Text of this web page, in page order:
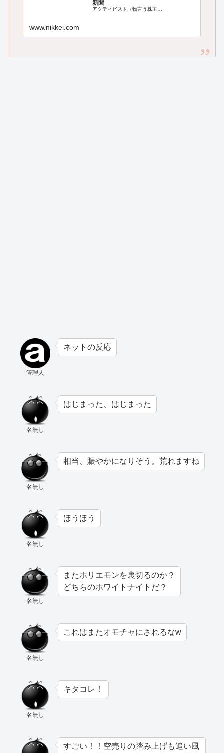
新聞
アクティビスト（物言う株主…
www.nikkei.com
管理人
ネットの反応
名無し
はじまった、はじまった
名無し
相当、賑やかになりそう。荒れますね
名無し
ほうほう
名無し
またホリエモンを裏切るのか？
どちらのホワイトナイトだ？
名無し
これはまたオモチャにされるなw
名無し
キタコレ！
すごい！！空売りの踏み上げも追い風